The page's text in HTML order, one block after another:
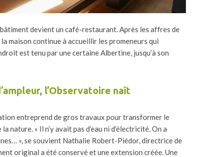
devient un café-restaurant. Après les affres de
maison continue à accueillir les promeneurs qui
est tenu par une certaine Albertine, jusqu’à son
l’Observatoire naît
entreprend de gros travaux pour transformer le
nature. « Il n’y avait pas d’eau ni d’électricité. On a
», se souvient Nathalie Robert-Piédor, directrice de
original a été conservé et une extension créée. Une